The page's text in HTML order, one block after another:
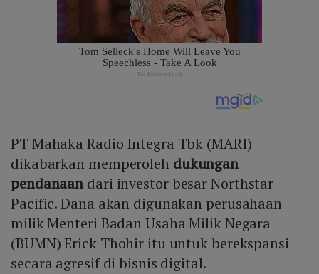
PT Mahaka Radio Integra Tbk (MARI)
dikabarkan memperoleh dukungan
pendanaan dari investor besar Northstar
Pacific. Dana akan digunakan perusahaan
milik Menteri Badan Usaha Milik Negara
(BUMN) Erick Thohir itu untuk berekspansi
secara agresif di bisnis digital.